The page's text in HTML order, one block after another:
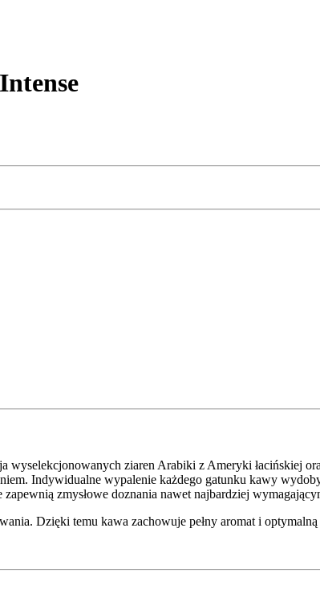
ziaren Arabiki z Ameryki łacińskiej
Indywidualne wypalenie każdego gatunku kawy
zmysłowe doznania nawet najbardziej
Dzięki temu kawa zachowuje pełny aromat i optymalną